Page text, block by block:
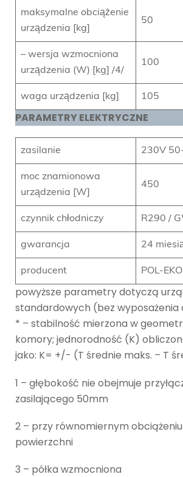
maksymalne obciążenie
urządzenia [kg]
50
– wersja wzmocniona
urządzenia (W) [kg] /4/
100
waga urządzenia [kg] 105
PARAMETRY ELEKTRYCZNE
zasilanie 230V
moc znamionowa
urządzenia [W]
450
czynnik chłodniczy R290 /
gwarancja 24
producent POL-
powyższe parametry dotyczą
standardowych (bez wyposażenia
* – stabilność mierzona w
komory; jednorodność (K)
jako: K= +/- (T średnie maks. – T
1 – głębokość nie obejmuje
zasilającego 50mm
2 – przy równomiernym obciążeniu
powierzchni
3 – półka wzmocniona